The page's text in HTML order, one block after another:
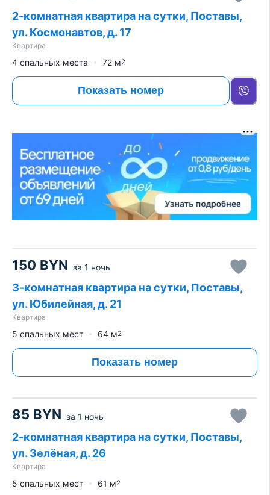
2-комнатная квартира на сутки, Поставы,
ул. Космонавтов, д. 17
Квартира
4 спальных места 72 м2
Показать номер
150 BYN за 1 ночь
3-комнатная квартира на сутки, Поставы,
ул. Юбилейная, д. 21
Квартира
5 спальных мест 64 м2
Показать номер
85 BYN за 1 ночь
2-комнатная квартира на сутки, Поставы,
ул. Зелёная, д. 26
Квартира
5 спальных мест 61 м2